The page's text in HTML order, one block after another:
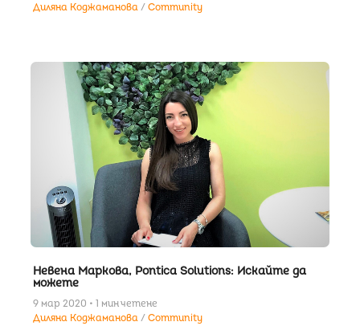
Диляна Коджаманова
Community
Невена Маркова, Pontica Solutions: Искайте да
можете
9 мар 2020 • 1 мин четене
Диляна Коджаманова
Community